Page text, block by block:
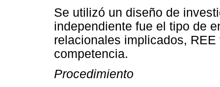
Se utilizó un diseño de
independiente fue el tipo de
relacionales implicados,
competencia.
Procedimiento